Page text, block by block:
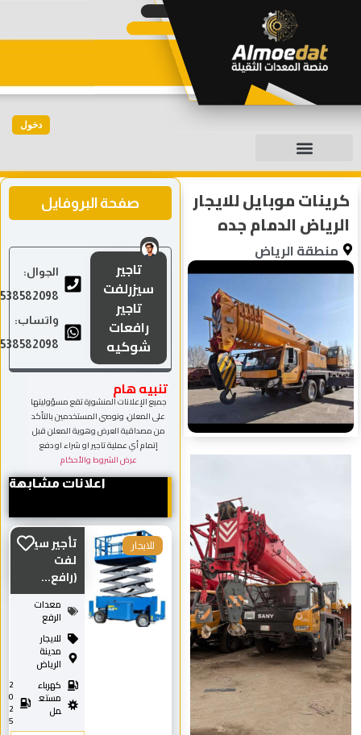
دخول
كرينات موبايل للايجار
الرياض الدمام جده
منطقة الرياض
صفحة البروفايل
تاجير
سيزرلفت
تاجير
رافعات
شوكيه
الجوال:
0538582098
واتساب:
0538582098
تنبيه هام
جميع الإعلانات المنشورة تقع مسؤوليتها
على المعلن، ونوصي المستخدمين بالتأكد
من مصداقية العرض وهوية المعلن قبل
إتمام أي عملية تاجير او شراء او دفع
عرض الشروط والأحكام
اعلانات مشابهة
تأجير سيزر
لفت
(رافع...
معدات
الرفع
للايجار
مدينة
الرياض
كهرباء
مستع
مل
للايجار